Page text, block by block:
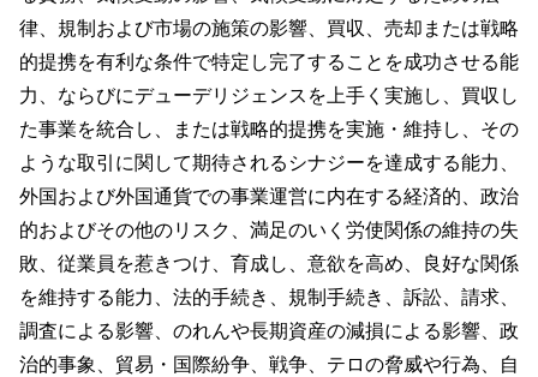
律、規制および市場の施策の影響、買収、売却または戦略
的提携を有利な条件で特定し完了することを成功させる能
力、ならびにデューデリジェンスを上手く実施し、買収し
た事業を統合し、または戦略的提携を実施・維持し、その
ような取引に関して期待されるシナジーを達成する能力、
外国および外国通貨での事業運営に内在する経済的、政治
的およびその他のリスク、満足のいく労使関係の維持の失
敗、従業員を惹きつけ、育成し、意欲を高め、良好な関係
を維持する能力、法的手続き、規制手続き、訴訟、請求、
調査による影響、のれんや長期資産の減損による影響、政
治的事象、貿易・国際紛争、戦争、テロの脅威や行為、自